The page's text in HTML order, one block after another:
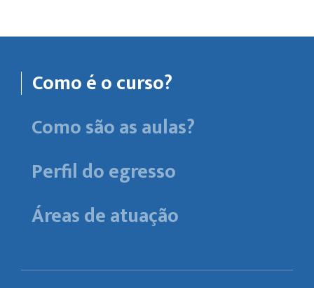
Como é o curso?
Como são as aulas?
Perfil do egresso
Áreas de atuação